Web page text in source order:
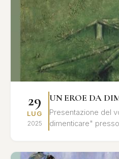
29
LUG
2025
UN EROE DA
Presentazione del
dimenticare"